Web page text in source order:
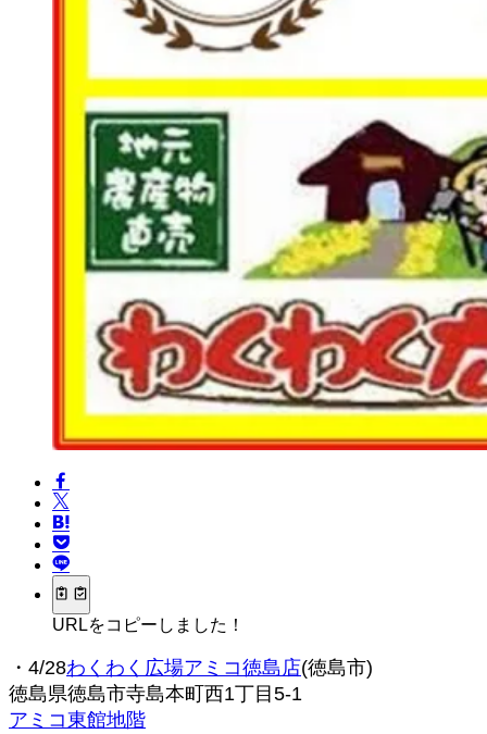
URLをコピーしました！
・4/28わくわく広場アミコ徳島店(徳島市)
徳島県徳島市寺島本町西1丁目5-1
アミコ東館地階